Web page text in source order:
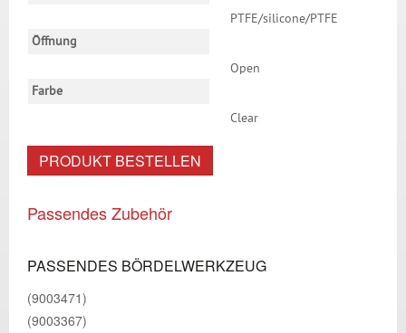
PTFE/silicone/PTFE
Öffnung
Open
Farbe
Clear
PRODUKT BESTELLEN
Passendes Zubehör
PASSENDES BÖRDELWERKZEUG
(9003471)
(9003367)